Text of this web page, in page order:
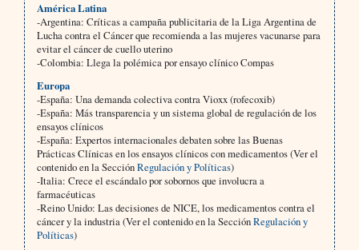
América Latina
-Argentina: Críticas a campaña publicitaria de la Liga Argentina de
Lucha contra el Cáncer que recomienda a las mujeres vacunarse para
evitar el cáncer de cuello uterino
-Colombia: Llega la polémica por ensayo clínico Compas
Europa
-España: Una demanda colectiva contra Vioxx (rofecoxib)
-España: Más transparencia y un sistema global de regulación de los
ensayos clínicos
-España: Expertos internacionales debaten sobre las Buenas
Prácticas Clínicas en los ensayos clínicos con medicamentos (Ver el
contenido en la SecciónRegulación y Políticas)
-Italia: Crece el escándalo por sobornos que involucra a
farmacéuticas
-Reino Unido: Las decisiones de NICE, los medicamentos contra el
cáncer y la industria (Ver el contenido en la SecciónRegulación y
Políticas)